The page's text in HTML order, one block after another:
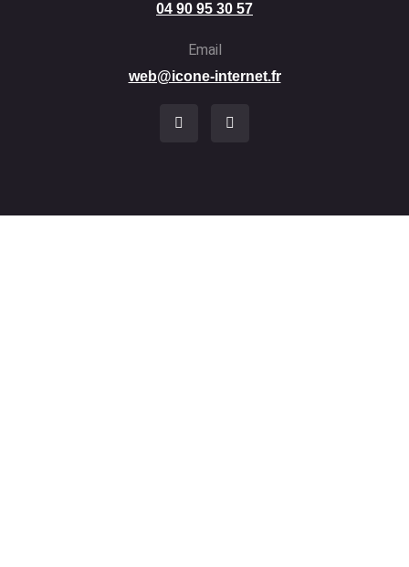
04 90 95 30 57
Email
web@icone-internet.fr